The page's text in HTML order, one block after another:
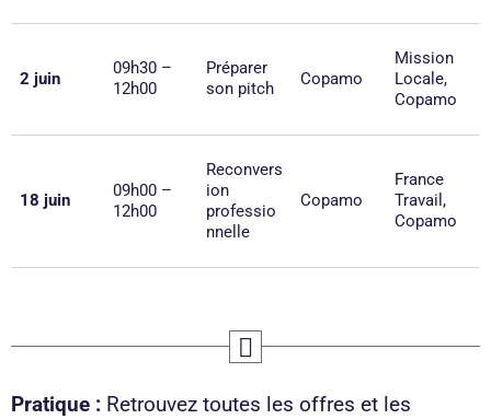
2 juin
09h30 –
12h00
Préparer
son pitch
Copamo
Mission
Locale,
Copamo
18 juin
09h00 –
12h00
Reconvers
ion
professio
nnelle
Copamo
France
Travail,
Copamo
Pratique : Retrouvez toutes les offres et les